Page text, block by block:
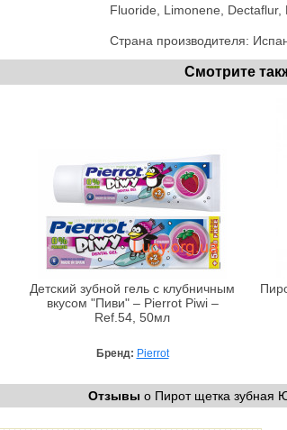
Fluoride, Limonene,
Страна производителя:
Смотрите
Детский зубной гель с клубничным
вкусом "Пиви" – Pierrot Piwi –
Ref.54, 50мл
Бренд: Pierrot
Отзывы о Пирот щетка зубная